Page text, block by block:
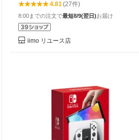
4.81(27件)
8:00までの注文で最短8/9(翌日)お届け
iimo リユース店